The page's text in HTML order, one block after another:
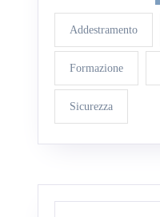
Addestramento
Formazione
Sicurezza